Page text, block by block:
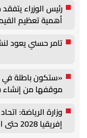
رئيس الوزراء
أهمية تعظيم
تامر حسني يعود
«ستكون باطلة في
موقفها من إنشاء
وزارة الرياضة:
إفريقيا 2028 حتى الآن